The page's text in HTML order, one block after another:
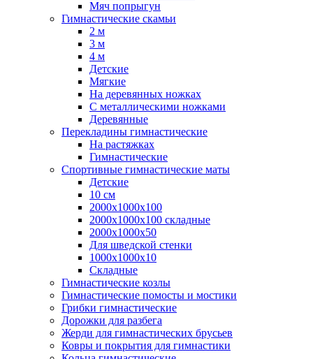
Мяч попрыгун
Гимнастические скамьи
2 м
3 м
4 м
Детские
Мягкие
На деревянных ножках
С металлическими ножками
Деревянные
Перекладины гимнастические
На растяжках
Гимнастические
Спортивные гимнастические маты
Детские
10 см
2000х1000х100
2000х1000х100 складные
2000х1000х50
Для шведской стенки
1000х1000х10
Складные
Гимнастические козлы
Гимнастические помосты и мостики
Грибки гимнастические
Дорожки для разбега
Жерди для гимнастических брусьев
Ковры и покрытия для гимнастики